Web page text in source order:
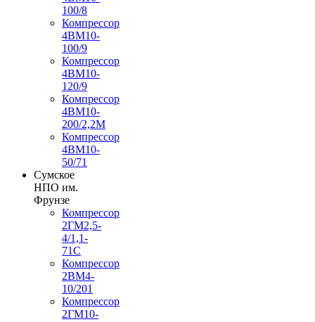
100/8
Компрессор
4ВМ10-
100/9
Компрессор
4ВМ10-
120/9
Компрессор
4ВМ10-
200/2,2М
Компрессор
4ВМ10-
50/71
Сумское
НПО им.
Фрунзе
Компрессор
2ГМ2,5-
4/1,1-
71С
Компрессор
2ВМ4-
10/201
Компрессор
2ГМ10-